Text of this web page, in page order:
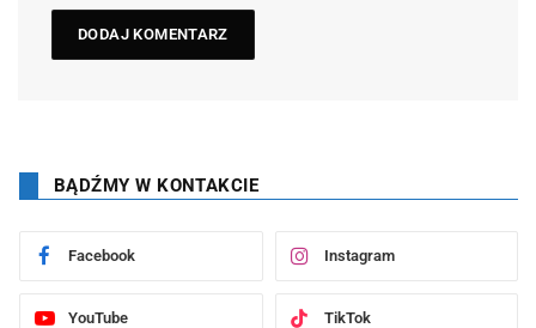
BĄDŹMY W KONTAKCIE
Facebook Instagram
YouTube TikTok